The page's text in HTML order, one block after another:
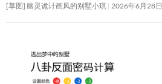
[草图] 幽灵诡计画风的别墅小琪 2026年6月28日